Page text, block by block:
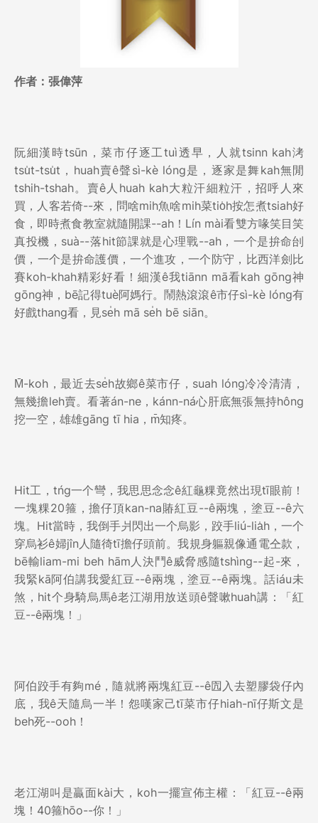
作者： 張偉萍
阮細漢時tsūn，菜市仔逐工tuì透早，人就tsinn kah洘
tsu̍t-tsu̍t，huah賣ê聲sì-kè lóng是，逐家是舞kah無閒
tshih-tshah。賣ê人huah kah大粒汗細粒汗，招呼人來
買，人客若倚--來，問啥mih魚啥mih菜tio̍h按怎煮tsiah好
食，即時煮食教室就隨開課--ah！Lín mài看雙方喙笑目笑
真投機，suà--落hit節課就是心理戰--ah，一个是拚命刣
價，一个是拚命護價，一个進攻，一个防守，比西洋劍比
賽koh-khah精彩好看！細漢ê我tiānn mā看kah gōng神
gōng神，bē記得tuè阿媽行。鬧熱滾滾ê市仔sì-kè lóng有
好戲thang看，見se̍h mā se̍h bē siān。
M̄-koh，最近去se̍h故鄉ê菜市仔，suah lóng冷冷清清，
無幾擔leh賣。看著án-ne，kánn-ná心肝底無張無持hông
挖一空，雄雄gāng tī hia，m̄知疼。
Hit工，tńg一个彎，我思思念念ê紅龜粿竟然出現tī眼前！
一塊粿20箍，擔仔頂kan-na賰紅豆--ê兩塊，塗豆--ê六
塊。Hit當時，我倒手爿閃出一个烏影，跤手liú-lia̍h，一个
穿烏衫ê婦jîn人隨徛tī擔仔頭前。我規身軀親像通電仝款，
bē輸liam-mi beh hām人決鬥ê威脅感隨tshìng--起-來，
我緊kā阿伯講我愛紅豆--ê兩塊，塗豆--ê兩塊。話iáu未
煞，hit个身騎烏馬ê老江湖用放送頭ê聲嗽huah講：「紅
豆--ê兩塊！」
阿伯跤手有夠mé，隨就將兩塊紅豆--ê囥入去塑膠袋仔內
底，我ê天隨烏一半！怨嘆家己tī菜市仔hiah-nī仔斯文是
beh死--ooh！
老江湖叫是贏面kài大，koh一擺宣佈主權：「紅豆--ê兩
塊！40箍hōo--你！」